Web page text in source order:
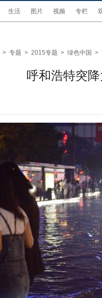
生活 图片 视频 专栏
> 专题 > 2015专题 > 绿色中国 >
呼和浩特突